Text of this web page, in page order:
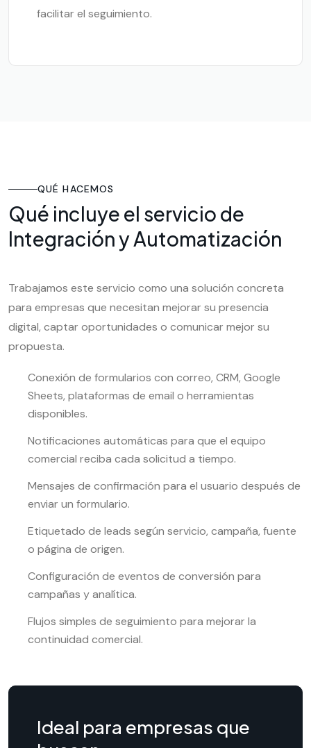
facilitar el seguimiento.
QUÉ HACEMOS
Qué incluye el servicio de
Integración y Automatización
Trabajamos este servicio como una solución concreta
para empresas que necesitan mejorar su presencia
digital, captar oportunidades o comunicar mejor su
propuesta.
Conexión de formularios con correo, CRM, Google
Sheets, plataformas de email o herramientas
disponibles.
Notificaciones automáticas para que el equipo
comercial reciba cada solicitud a tiempo.
Mensajes de confirmación para el usuario después de
enviar un formulario.
Etiquetado de leads según servicio, campaña, fuente
o página de origen.
Configuración de eventos de conversión para
campañas y analítica.
Flujos simples de seguimiento para mejorar la
continuidad comercial.
Ideal para empresas que